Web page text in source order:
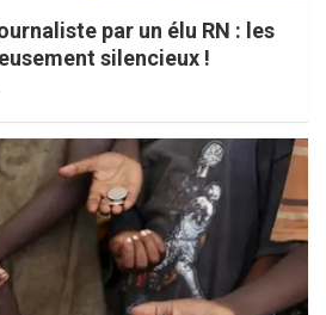
par un élu RN : les
silencieux !